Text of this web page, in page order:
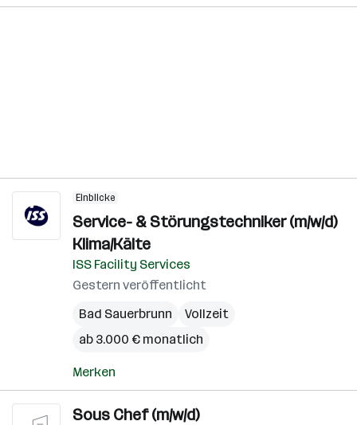
Einblicke
Service- & Störungstechniker (m/w/d)
Klima/Kälte
ISS Facility Services
Gestern veröffentlicht
Bad Sauerbrunn
Vollzeit
ab 3.000 € monatlich
Merken
Sous Chef (m/w/d)